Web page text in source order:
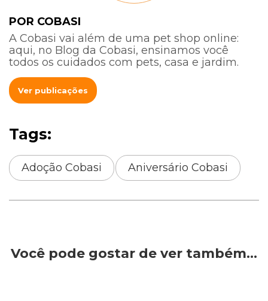
POR COBASI
A Cobasi vai além de uma pet shop online:
aqui, no Blog da Cobasi, ensinamos você
todos os cuidados com pets, casa e jardim.
Ver publicações
Tags:
Adoção Cobasi Aniversário Cobasi
Você pode gostar de ver também…